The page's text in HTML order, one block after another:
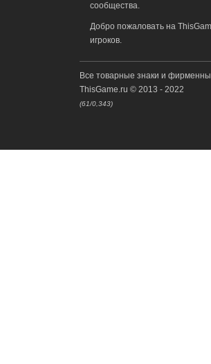
сообщества.
Добро пожаловать на
игроков.
Все товарные знаки и
ThisGame.ru © 2013 - 2022
(61/0,343)